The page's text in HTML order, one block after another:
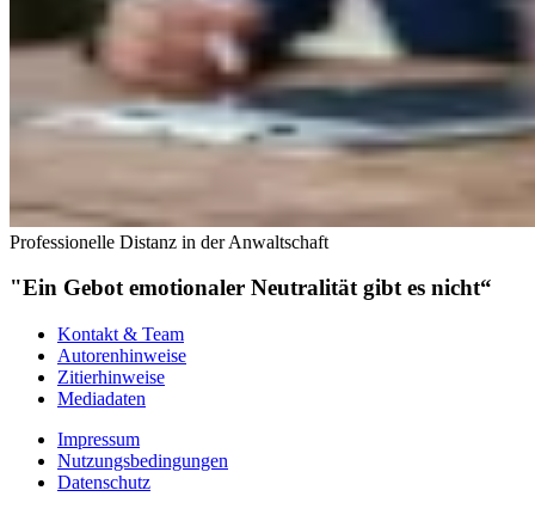
Professionelle Distanz in der Anwaltschaft
"Ein Gebot emotionaler Neutralität gibt es nicht“
Kontakt & Team
Autorenhinweise
Zitierhinweise
Mediadaten
Impressum
Nutzungsbedingungen
Datenschutz